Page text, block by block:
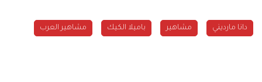
دانا مارديني مشاهير باميلا الكيك مشاهير العرب